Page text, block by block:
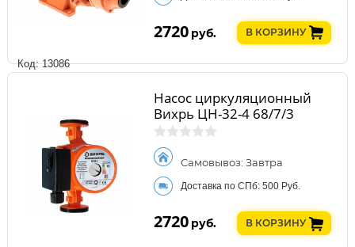
Код: 13086
2720 руб. В КОРЗИНУ
Насос циркуляционный
Вихрь ЦН-32-4 68/7/3
Самовывоз: Завтра
Доставка по СПб: 500 Руб.
2720 руб. В КОРЗИНУ